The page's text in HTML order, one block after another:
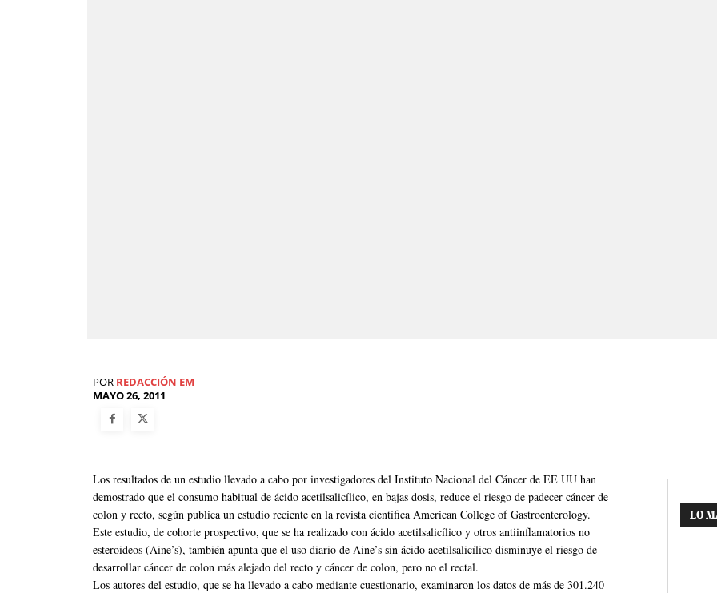
POR REDACCIÓN EM
MAYO 26, 2011
Los resultados de un estudio llevado a cabo por investigadores del Instituto Nacional del Cáncer de EE UU han
demostrado que el consumo habitual de ácido acetilsalicílico, en bajas dosis, reduce el riesgo de padecer cáncer de
colon y recto, según publica un estudio reciente en la revista científica American College of Gastroenterology.
Este estudio, de cohorte prospectivo, que se ha realizado con ácido acetilsalicílico y otros antiinflamatorios no
esteroideos (Aine’s), también apunta que el uso diario de Aine’s sin ácido acetilsalicílico disminuye el riesgo de
desarrollar cáncer de colon más alejado del recto y cáncer de colon, pero no el rectal.
Los autores del estudio, que se ha llevado a cabo mediante cuestionario, examinaron los datos de más de 301.240
LO